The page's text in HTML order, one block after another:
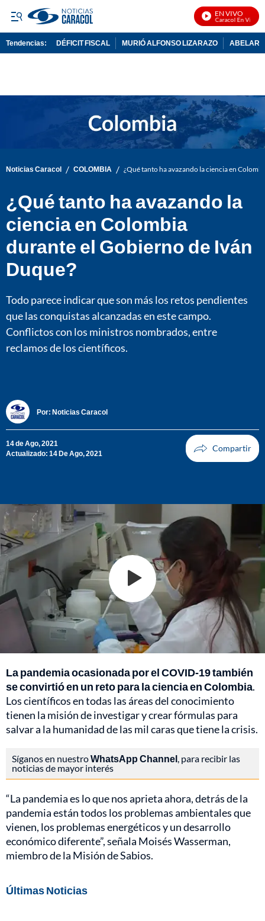
EN VIVO
Noticias Caracol En Vivo
Tendencias: DÉFICIT FISCAL MURIÓ ALFONSO LIZARAZO
Noticias Caracol / COLOMBIA / ¿Qué tanto ha avazando la ciencia en
¿Qué tanto ha avazando la
ciencia en Colombia
durante el Gobierno de Iván
Duque?
Todo parece indicar que son más los retos pendientes
que las conquistas alcanzadas en este campo.
Conflictos con los ministros nombrados, entre
reclamos de los científicos.
Por: Noticias Caracol
14 de Ago, 2021
Actualizado: 14 De Ago, 2021
La pandemia ocasionada por el COVID-19 también
se convirtió en un reto para la ciencia en Colombia.
Los científicos en todas las áreas del conocimiento
tienen la misión de investigar y crear fórmulas para
salvar a la humanidad de las mil caras que tiene la crisis.
Síganos en nuestroWhatsApp Channel , para recibir las
noticias de mayor interés
“La pandemia es lo que nos aprieta ahora, detrás de la
pandemia están todos los problemas ambientales que
vienen, los problemas energéticos y un desarrollo
económico diferente”, señala Moisés Wasserman,
miembro de la Misión de Sabios.
Últimas Noticias